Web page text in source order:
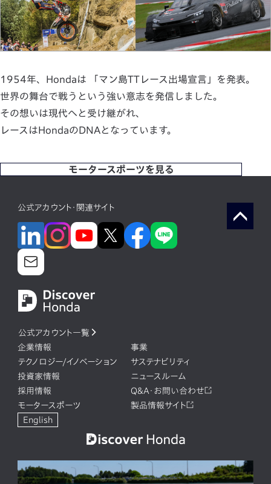
1954年、Hondaは 「マン島TTレース出場宣言」を発表。
世界の舞台で戦うという強い意志を発信しました。
その想いは現代へと受け継がれ、
レースはHondaのDNAとなっています。
モータースポーツを見る
公式アカウント・関連サイト
公式アカウント一覧
企業情報
事業
テクノロジー/イノベーション
サステナビリティ
投資家情報
ニュースルーム
採用情報
Q&A・お問い合わせ
モータースポーツ
製品情報サイト
English